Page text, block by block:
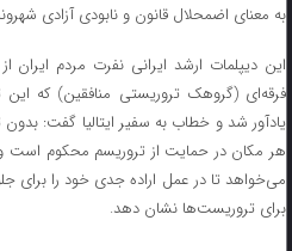
به معنای اضمحلال قانون و نابودی آزادی
فرقه‌ای (گروهک تروریستی منافقین) که
یادآور شد و خطاب به سفیر ایتالیا گفت:
هر مکان در حمایت از تروریسم محکوم است و
می‌خواهد تا در عمل اراده جدی خود را برای
برای تروریست‌ها نشان دهد.